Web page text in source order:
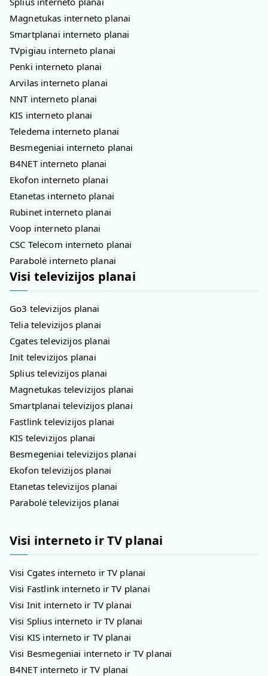
Magnetukas interneto planai
Smartplanai interneto planai
TVpigiau interneto planai
Penki interneto planai
Arvilas interneto planai
NNT interneto planai
KIS interneto planai
Teledema interneto planai
Besmegeniai interneto planai
B4NET interneto planai
Ekofon interneto planai
Etanetas interneto planai
Rubinet interneto planai
Voop interneto planai
CSC Telecom interneto planai
Parabolė interneto planai
Visi televizijos planai
Go3 televizijos planai
Telia televizijos planai
Cgates televizijos planai
Init televizijos planai
Splius televizijos planai
Magnetukas televizijos planai
Smartplanai televizijos planai
Fastlink televizijos planai
KIS televizijos planai
Besmegeniai televizijos planai
Ekofon televizijos planai
Etanetas televizijos planai
Parabolė televizijos planai
Visi interneto ir TV planai
Visi Cgates interneto ir TV planai
Visi Fastlink interneto ir TV planai
Visi Init interneto ir TV planai
Visi Splius interneto ir TV planai
Visi KIS interneto ir TV planai
Visi Besmegeniai interneto ir TV planai
B4NET interneto ir TV planai